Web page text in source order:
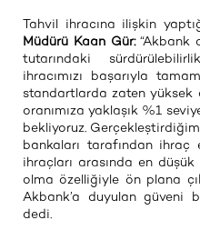
Tahvil ihracına ilişkin
Müdürü Kaan Gür:“Akbank
tutarındaki
ihracımızı başarıyla
standartlarda zaten yüksek
oranımıza yaklaşık %1
bekliyoruz.
bankaları tarafından
ihraçları arasında en
olma özelliğiyle ön plana
Akbank’a duyulan güveni
dedi.